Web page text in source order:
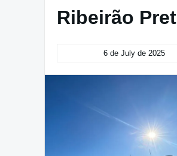
Ribeirão
6 de July de 2025